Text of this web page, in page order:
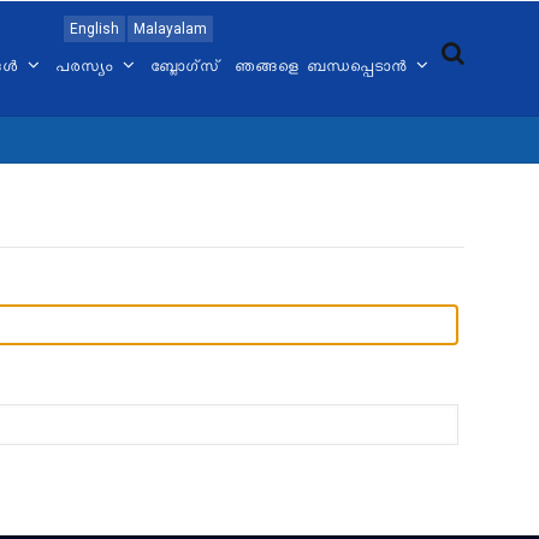
English Malayalam
പരസ്യം ബ്ലോഗ്സ് ഞങ്ങളെ ബന്ധപ്പെടാൻ